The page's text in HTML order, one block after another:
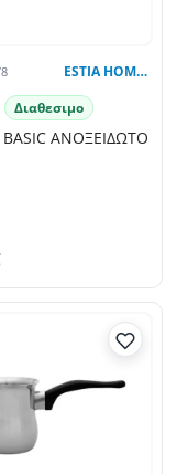
ESTIA HOME ART
Διαθεσιμο
BASIC ΑΝΟΞΕΙΔΩΤΟ